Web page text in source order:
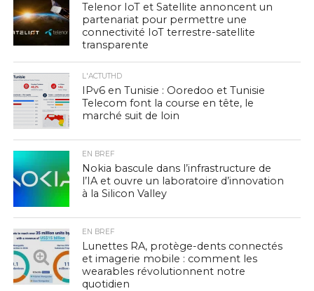
Telenor IoT et Satellite annoncent un
partenariat pour permettre une
connectivité IoT terrestre-satellite
transparente
L'ACTUTHD
IPv6 en Tunisie : Ooredoo et Tunisie
Telecom font la course en tête, le
marché suit de loin
EN BREF
Nokia bascule dans l’infrastructure de
l’IA et ouvre un laboratoire d’innovation
à la Silicon Valley
EN BREF
Lunettes RA, protège-dents connectés
et imagerie mobile : comment les
wearables révolutionnent notre
quotidien